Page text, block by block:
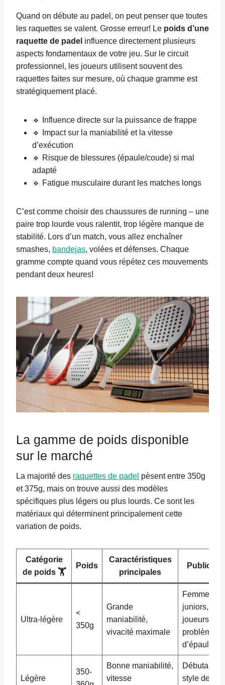
Quand on débute au padel, on peut penser que toutes
les raquettes se valent. Grosse erreur! Le poids d’une
raquette de padel influence directement plusieurs
aspects fondamentaux de votre jeu. Sur le circuit
professionnel, les joueurs utilisent souvent des
raquettes faites sur mesure, où chaque gramme est
stratégiquement placé.
🔹 Influence directe sur la puissance de frappe
🔹 Impact sur la maniabilité et la vitesse
d’exécution
🔹 Risque de blessures (épaule/coude) si mal
adapté
🔹 Fatigue musculaire durant les matches longs
C’est comme choisir des chaussures de running – une
paire trop lourde vous ralentit, trop légère manque de
stabilité. Lors d’un match, vous allez enchaîner
smashes, bandejas, volées et défenses. Chaque
gramme compte quand vous répétez ces mouvements
pendant deux heures!
La gamme de poids disponible
sur le marché
La majorité des raquettes de padel pèsent entre 350g
et 375g, mais on trouve aussi des modèles
spécifiques plus légers ou plus lourds. Ce sont les
matériaux qui déterminent principalement cette
variation de poids.
Catégorie
de poids 🏋️
Poids
Caractéristiques
principales
Public
Ultra-légère
<
350g
Grande
maniabilité,
vivacité maximale
Femmes,
juniors,
joueurs
problèmes
d’épaule
Légère
350-
Bonne maniabilité,
vitesse
Débutants,
style de jeu